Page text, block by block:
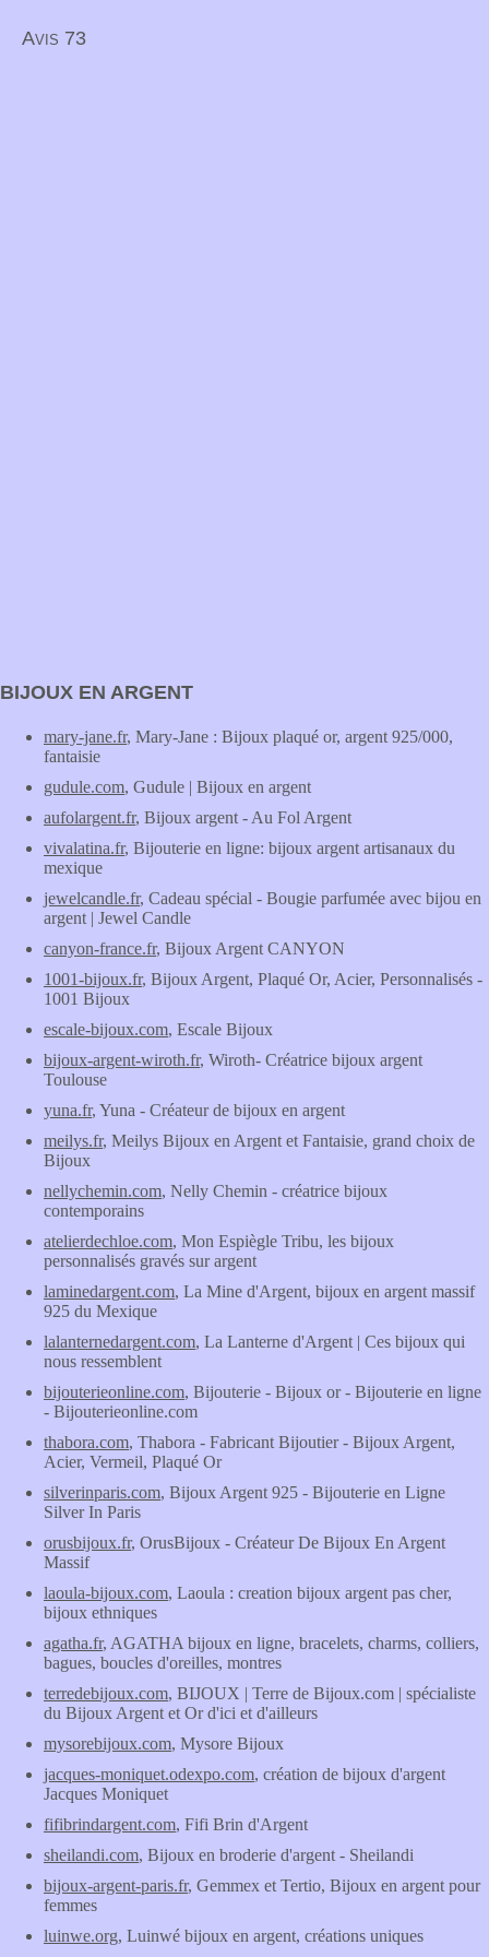
Avis 73
BIJOUX EN ARGENT
mary-jane.fr, Mary-Jane : Bijoux plaqué or, argent 925/000,
fantaisie
gudule.com, Gudule | Bijoux en argent
aufolargent.fr, Bijoux argent - Au Fol Argent
vivalatina.fr, Bijouterie en ligne: bijoux argent artisanaux du
mexique
jewelcandle.fr, Cadeau spécial - Bougie parfumée avec bijou en
argent | Jewel Candle
canyon-france.fr, Bijoux Argent CANYON
1001-bijoux.fr, Bijoux Argent, Plaqué Or, Acier, Personnalisés -
1001 Bijoux
escale-bijoux.com, Escale Bijoux
bijoux-argent-wiroth.fr, Wiroth- Créatrice bijoux argent
Toulouse
yuna.fr, Yuna - Créateur de bijoux en argent
meilys.fr, Meilys Bijoux en Argent et Fantaisie, grand choix de
Bijoux
nellychemin.com, Nelly Chemin - créatrice bijoux
contemporains
atelierdechloe.com, Mon Espiègle Tribu, les bijoux
personnalisés gravés sur argent
laminedargent.com, La Mine d'Argent, bijoux en argent massif
925 du Mexique
lalanternedargent.com, La Lanterne d'Argent | Ces bijoux qui
nous ressemblent
bijouterieonline.com, Bijouterie - Bijoux or - Bijouterie en ligne
- Bijouterieonline.com
thabora.com, Thabora - Fabricant Bijoutier - Bijoux Argent,
Acier, Vermeil, Plaqué Or
silverinparis.com, Bijoux Argent 925 - Bijouterie en Ligne
Silver In Paris
orusbijoux.fr, OrusBijoux - Créateur De Bijoux En Argent
Massif
laoula-bijoux.com, Laoula : creation bijoux argent pas cher,
bijoux ethniques
agatha.fr, AGATHA bijoux en ligne, bracelets, charms, colliers,
bagues, boucles d'oreilles, montres
terredebijoux.com, BIJOUX | Terre de Bijoux.com | spécialiste
du Bijoux Argent et Or d'ici et d'ailleurs
mysorebijoux.com, Mysore Bijoux
jacques-moniquet.odexpo.com, création de bijoux d'argent
Jacques Moniquet
fifibrindargent.com, Fifi Brin d'Argent
sheilandi.com, Bijoux en broderie d'argent - Sheilandi
bijoux-argent-paris.fr, Gemmex et Tertio, Bijoux en argent pour
femmes
luinwe.org, Luinwé bijoux en argent, créations uniques